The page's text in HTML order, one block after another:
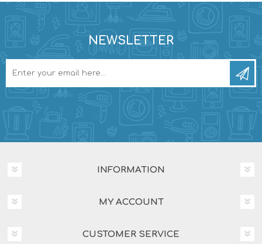
NEWSLETTER
INFORMATION
MY ACCOUNT
CUSTOMER SERVICE